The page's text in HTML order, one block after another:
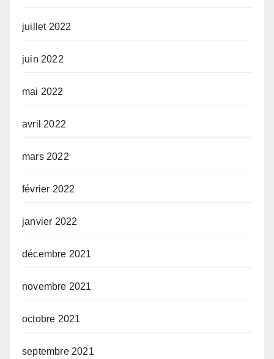
juillet 2022
juin 2022
mai 2022
avril 2022
mars 2022
février 2022
janvier 2022
décembre 2021
novembre 2021
octobre 2021
septembre 2021